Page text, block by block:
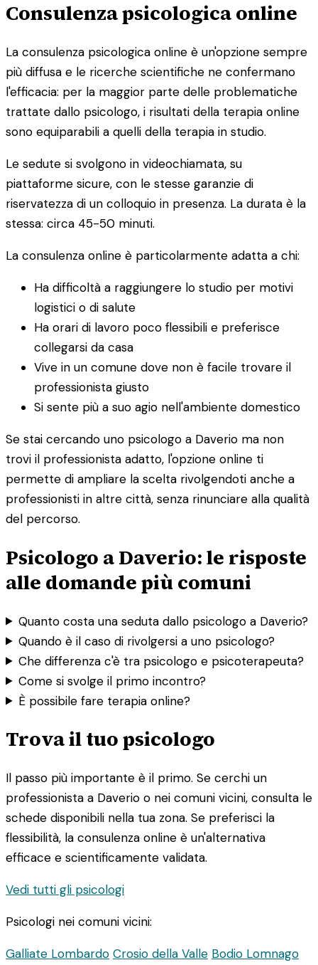
Consulenza psicologica online
La consulenza psicologica online è un'opzione sempre
più diffusa e le ricerche scientifiche ne confermano
l'efficacia: per la maggior parte delle problematiche
trattate dallo psicologo, i risultati della terapia online
sono equiparabili a quelli della terapia in studio.
Le sedute si svolgono in videochiamata, su
piattaforme sicure, con le stesse garanzie di
riservatezza di un colloquio in presenza. La durata è la
stessa: circa 45-50 minuti.
La consulenza online è particolarmente adatta a chi:
Ha difficoltà a raggiungere lo studio per motivi
logistici o di salute
Ha orari di lavoro poco flessibili e preferisce
collegarsi da casa
Vive in un comune dove non è facile trovare il
professionista giusto
Si sente più a suo agio nell'ambiente domestico
Se stai cercando uno psicologo a Daverio ma non
trovi il professionista adatto, l'opzione online ti
permette di ampliare la scelta rivolgendoti anche a
professionisti in altre città, senza rinunciare alla qualità
del percorso.
Psicologo a Daverio: le risposte
alle domande più comuni
Quanto costa una seduta dallo psicologo a Daverio?
Quando è il caso di rivolgersi a uno psicologo?
Che differenza c'è tra psicologo e psicoterapeuta?
Come si svolge il primo incontro?
È possibile fare terapia online?
Trova il tuo psicologo
Il passo più importante è il primo. Se cerchi un
professionista a Daverio o nei comuni vicini, consulta le
schede disponibili nella tua zona. Se preferisci la
flessibilità, la consulenza online è un'alternativa
efficace e scientificamente validata.
Vedi tutti gli psicologi
Psicologi nei comuni vicini:
Galliate Lombardo Crosio della Valle Bodio Lomnago